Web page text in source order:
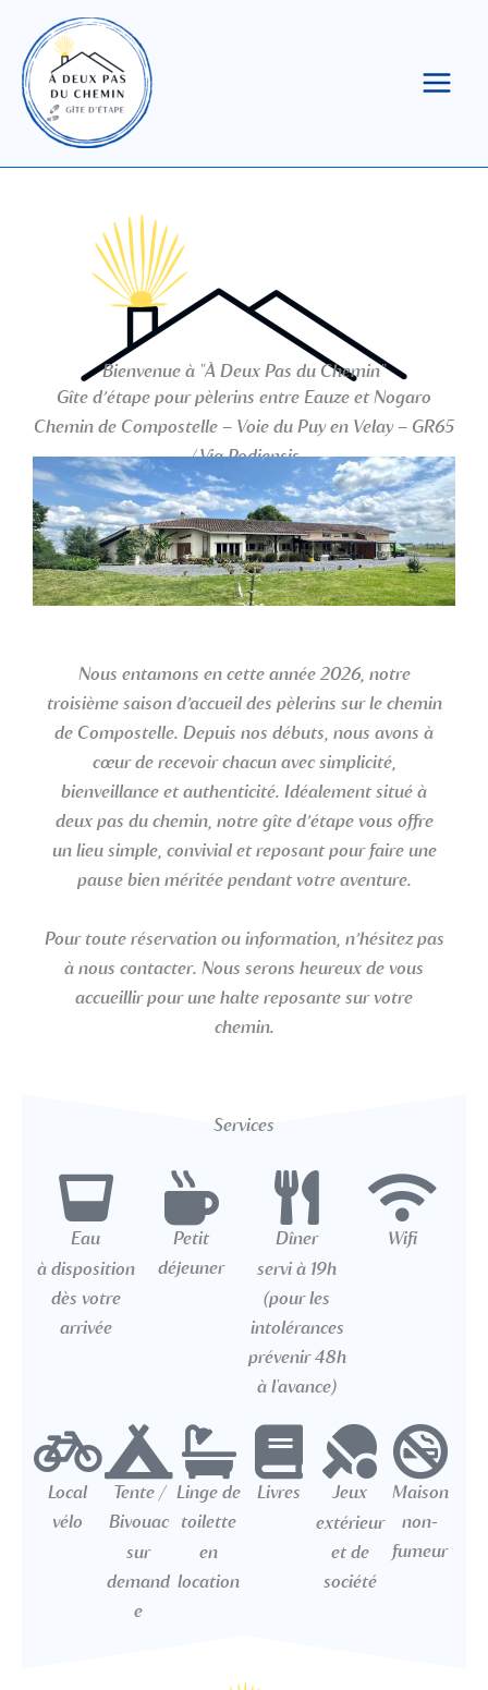
contenu
Bienvenue à "À Deux Pas du Chemin"
Gîte d’étape pour pèlerins entre Eauze et Nogaro
Chemin de Compostelle – Voie du Puy en Velay – GR65
/ Via Podiensis
Nous entamons en cette année 2026, notre
troisième saison d’accueil des pèlerins sur le chemin
de Compostelle. Depuis nos débuts, nous avons à
cœur de recevoir chacun avec simplicité,
bienveillance et authenticité. Idéalement situé à
deux pas du chemin, notre gîte d’étape vous offre
un lieu simple, convivial et reposant pour faire une
pause bien méritée pendant votre aventure.
Pour toute réservation ou information, n’hésitez pas
à nous contacter. Nous serons heureux de vous
accueillir pour une halte reposante sur votre
chemin.
Services
Eau
à disposition
dès votre
arrivée
Petit
déjeuner
Dîner
servi à 19h
(pour les
intolérances
prévenir 48h
à l'avance)
Wifi
Local
vélo
Tente /
Bivouac
sur
demand
e
Linge de
toilette
en
location
Livres
Jeux
extérieur
et de
société
Maison
non-
fumeur